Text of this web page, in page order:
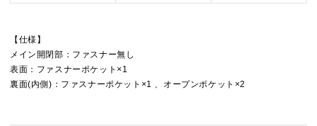
【仕様】
メイン開閉部：ファスナー無し
表面：ファスナーポケット×1
裏面(内側)：ファスナーポケット×1 、オープンポケット×2